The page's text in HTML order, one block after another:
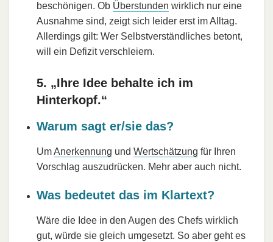
beschönigen. Ob Überstunden wirklich nur eine
Ausnahme sind, zeigt sich leider erst im Alltag.
Allerdings gilt: Wer Selbstverständliches betont,
will ein Defizit verschleiern.
5. „Ihre Idee behalte ich im
Hinterkopf.“
Warum sagt er/sie das?
UmAnerkennung und Wertschätzung für Ihren
Vorschlag auszudrücken. Mehr aber auch nicht.
Was bedeutet das im Klartext?
Wäre die Idee in den Augen des Chefs wirklich
gut, würde sie gleich umgesetzt. So aber geht es